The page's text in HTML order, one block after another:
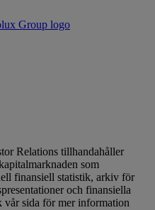
Relations tillhandahåller
som
finansiell statistik, arkiv för
och finansiella
vår sida för mer information